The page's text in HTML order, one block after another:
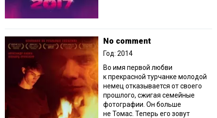
No comment
Год: 2014
Во имя первой любви
к прекрасной турчанке молодой
немец отказывается от своего
прошлого, сжигая семейные
фотографии. Он больше
не Томас. Теперь его зовут